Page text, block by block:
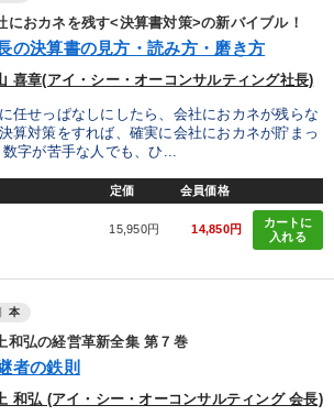
におカネを残す<決算書対策>の新バイブル！
の決算書の見方・読み方・磨き方
喜章(アイ・シー・オーコンサルティング社長)
任せっぱなしにしたら、会社におカネが残らな
算対策をすれば、確実に会社におカネが貯まっ
字が苦手な人でも、ひ...
定価 会員価格
15,950円 14,850円
カートに
入れる
本
和弘の経営革新全集 第７巻
者の鉄則
和弘 (アイ・シー・オーコンサルティング 会長)